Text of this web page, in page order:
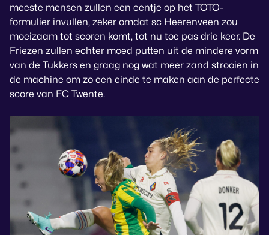
meeste mensen zullen een eentje op het TOTO-
formulier invullen, zeker omdat sc Heerenveen zou
moeizaam tot scoren komt, tot nu toe pas drie keer. De
Friezen zullen echter moed putten uit de mindere vorm
van de Tukkers en graag nog wat meer zand strooien in
de machine om zo een einde te maken aan de perfecte
score van FC Twente.